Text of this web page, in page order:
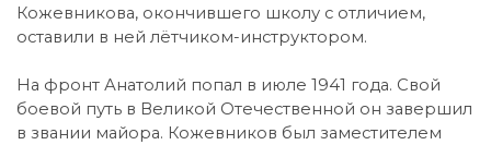
Кожевникова, окончившего школу с отличием,
оставили в ней лётчиком-инструктором.
На фронт Анатолий попал в июле 1941 года. Свой
боевой путь в Великой Отечественной он завершил
в звании майора. Кожевников был заместителем